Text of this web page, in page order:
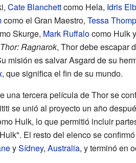
Cate Blanchettcomo Hela, Idris
como el Gran Maestro, Tessa
Skurge, Mark Ruffalocomo Hulk y
Thor: Ragnarok, Thor debe escapar
misión es salvar Asgard de su
, que significa el fin de su mundo.
una tercera película de Thor se
se unió al proyecto un año
Hulk, lo que permitió incluir
El resto del elenco se
ySídney, Australia, y terminó en